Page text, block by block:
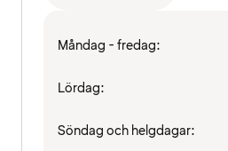
Måndag - fredag:
Lördag:
Söndag och helgdagar: